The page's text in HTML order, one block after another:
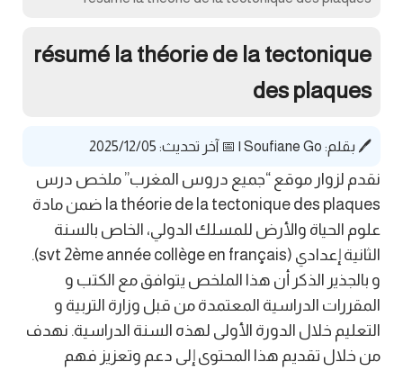
résumé la théorie de la tectonique
des plaques
🖊️ بقلم: Soufiane Go
| 📅 آخر تحديث: 2025/12/05
نقدم لزوار موقع “جميع دروس المغرب” ملخص درس
la théorie de la tectonique des plaques ضمن مادة
علوم الحياة والأرض للمسلك الدولي، الخاص بالسنة
الثانية إعدادي (svt 2ème année collège en français).
و بالجذير الذكر أن هذا الملخص يتوافق مع الكتب و
المقررات الدراسية المعتمدة من قبل وزارة التربية و
التعليم خلال الدورة الأولى لهذه السنة الدراسية. نهدف
من خلال تقديم هذا المحتوى إلى دعم وتعزيز فهم